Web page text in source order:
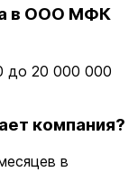
в ООО МФК
до 20 000 000
компания?
в